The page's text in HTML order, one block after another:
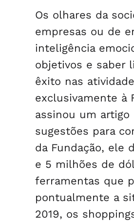
Os olhares da
empresas ou de
inteligência
objetivos e saber
êxito nas
exclusivamente à
assinou um artigo
sugestões para
da Fundação, ele
e 5 milhões de
ferramentas que
pontualmente a
2019, os